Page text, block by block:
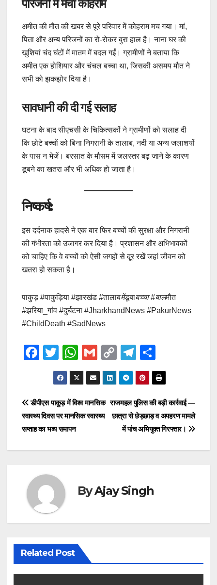
परिजनों में मचा कोहराम
अमीत की मौत की खबर से पूरे परिवार में कोहराम मच गया। मां,
पिता और अन्य परिजनों का रो-रोकर बुरा हाल है। नाना घर की
खुशियां चंद घंटों में मातम में बदल गईं। ग्रामीणों ने बताया कि
अमीत एक होशियार और चंचल बच्चा था, जिसकी असमय मौत ने
सभी को झकझोर दिया है।
सावधानी की दी गई सलाह
घटना के बाद सीएचसी के चिकित्सकों ने ग्रामीणों को सलाह दी
कि छोटे बच्चों को बिना निगरानी के तालाब, नदी या अन्य जलाशयों
के पास न भेजें। बरसात के मौसम में जलस्तर बढ़ जाने के कारण
डूबने का खतरा और भी अधिक हो जाता है।
निष्कर्ष:
इस दर्दनाक हादसे ने एक बार फिर बच्चों की सुरक्षा और निगरानी
की गंभीरता को उजागर कर दिया है। प्रशासन और अभिभावकों
को चाहिए कि वे बच्चों को ऐसी जगहों से दूर रखें जहां जीवन को
खतरा हो सकता है।
पाकुड़ #पाकुड़िया #झारखंड #तालाबमेंडूबाबच्चा #बालमौत
#झरिया_गांव #दुर्घटना #JharkhandNews #PakurNews
#ChildDeath #SadNews
F
e
b
o
o
T
wi
tt
er
W
h
at
s
A
p
G
m
ail
C
o
p
y
Li
n
k
T
el
e
gr
a
m
h
ar
e
Post
navigation
राजमहल पुलिस की बड़ी कार्रवाई —
छात्रा से छेड़छाड़ व अपहरण मामले
में पांच अभियुक्त गिरफ्तार।
डीपीएस पाकुड़ में विश्व मानसिक
स्वास्थ्य दिवस पर मानसिक स्वास्थ्य
सप्ताह का भव्य समापन
ByAjay Singh
Related Post